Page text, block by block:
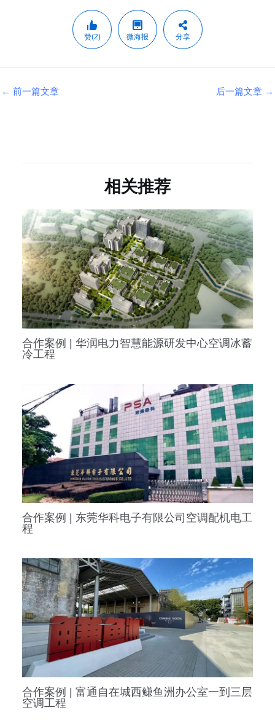
赞(2) 微海报 分享
← 前一篇文章 后一篇文章 →
相关推荐
合作案例 | 华润电力智慧能源研发中心空调冰蓄
冷工程
合作案例 | 东莞华科电子有限公司空调配机电工
程
合作案例 | 富通自在城西鳒鱼洲办公室一到三层
空调工程